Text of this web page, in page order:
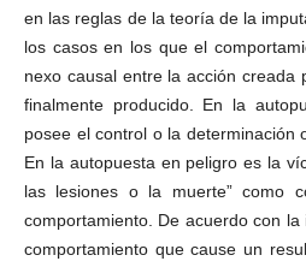
en las reglas de la teoría de la
los casos en los que el
nexo causal entre la acción creada
finalmente producido. En la
posee el control o la determinación
En la autopuesta en peligro es la
las lesiones o la muerte” como
comportamiento. De acuerdo con
comportamiento que cause un